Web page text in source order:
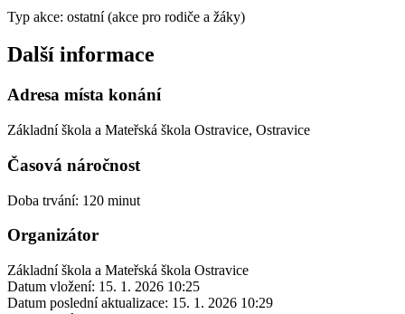
Typ akce: ostatní (akce pro rodiče a žáky)
Další informace
Adresa místa konání
Základní škola a Mateřská škola Ostravice, Ostravice
Časová náročnost
Doba trvání: 120 minut
Organizátor
Základní škola a Mateřská škola Ostravice
Datum vložení: 15. 1. 2026 10:25
Datum poslední aktualizace: 15. 1. 2026 10:29